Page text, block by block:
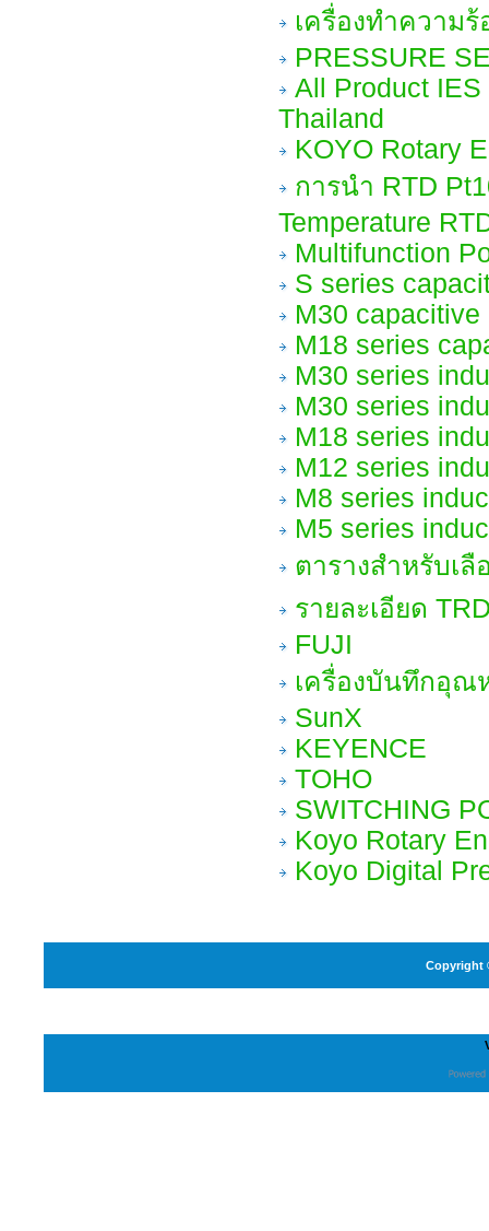
เครื่องทำความร้
PRESSURE
All Product
Thailand
KOYO Rotary
การนำ RTD
Temperature
Multifunction
S series
M30
M18 series
M30 series
M30 series
M18 series
M12 series
M8 series
M5 series
ตารางสำหรับเลื
รายละเอียด
FUJI
เครื่องบันทึกอุณ
SunX
KEYENCE
TOHO
SWITCHING
Koyo Rotary
Koyo Digital
Copyright